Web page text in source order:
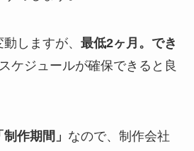
しますが、 最低2ヶ月。でき
ケジュールが確保できると良
作期間」 なので、制作会社